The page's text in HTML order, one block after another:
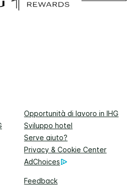
Opportunità di lavoro in IHG
Sviluppo hotel
Serve aiuto?
Privacy & Cookie Center
AdChoices
Feedback